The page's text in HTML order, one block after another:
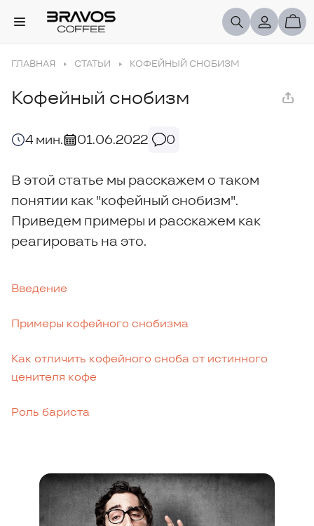
ГЛАВНАЯ СТАТЬИ КОФЕЙНЫЙ СНОБИЗМ
Кофейный снобизм
4 мин. 01.06.2022 0
В этой статье мы расскажем о таком
понятии как "кофейный снобизм".
Приведем примеры и расскажем как
реагировать на это.
Введение
Примеры кофейного снобизма
Как отличить кофейного сноба от истинного
ценителя кофе
Роль бариста